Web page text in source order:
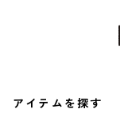
アイテムを探す